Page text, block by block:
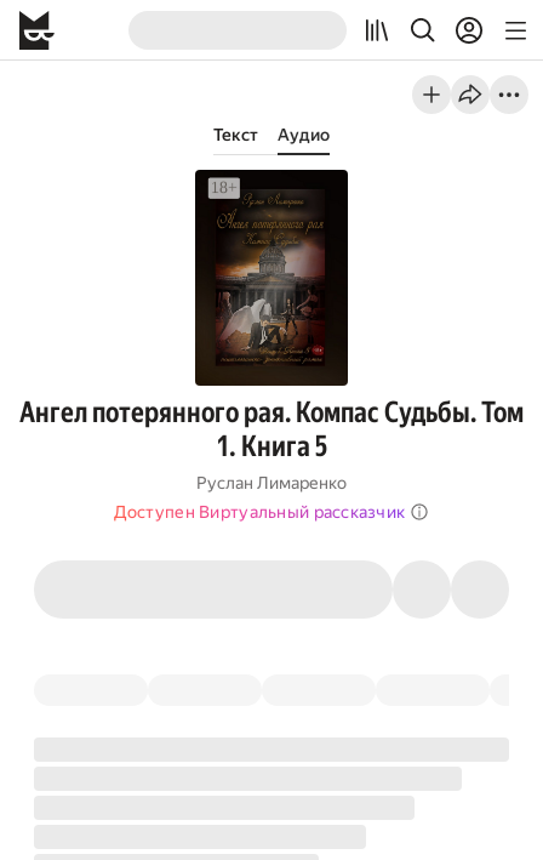
Текст Аудио
Ангел потерянного рая. Компас Судьбы. Том
1. Книга 5
Руслан Лимаренко
Доступен Виртуальный рассказчик